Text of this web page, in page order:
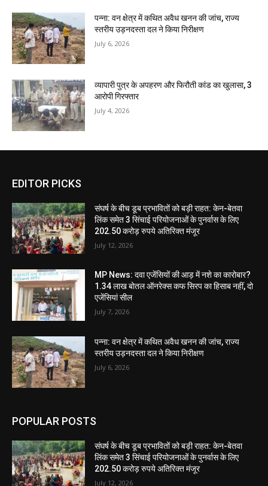
पन्ना: वन क्षेत्र में कथित अवैध खनन की जांच, राज्य
स्तरीय उड़नदस्ता दल ने किया निरीक्षण
July 6, 2026
व्यापारी पुत्र के अपहरण और फिरौती कांड का खुलासा, 3
आरोपी गिरफ्तार
July 4, 2026
EDITOR PICKS
संघर्ष के बीच डूब प्रभावितों को बड़ी राहत: केन-बेतवा
लिंक समेत 3 सिंचाई परियोजनाओं के पुनर्वास के लिए
202.50 करोड़ रुपये अतिरिक्त मंजूर
July 12, 2026
MP News: दवा एजेंसियों की आड़ में नशे का कारोबार?
1.34 लाख बोतल ऑनरेक्स कफ सिरप का हिसाब नहीं, दो
एजेंसियां सील
July 7, 2026
पन्ना: वन क्षेत्र में कथित अवैध खनन की जांच, राज्य
स्तरीय उड़नदस्ता दल ने किया निरीक्षण
July 6, 2026
POPULAR POSTS
संघर्ष के बीच डूब प्रभावितों को बड़ी राहत: केन-बेतवा
लिंक समेत 3 सिंचाई परियोजनाओं के पुनर्वास के लिए
202.50 करोड़ रुपये अतिरिक्त मंजूर
July 12, 2026